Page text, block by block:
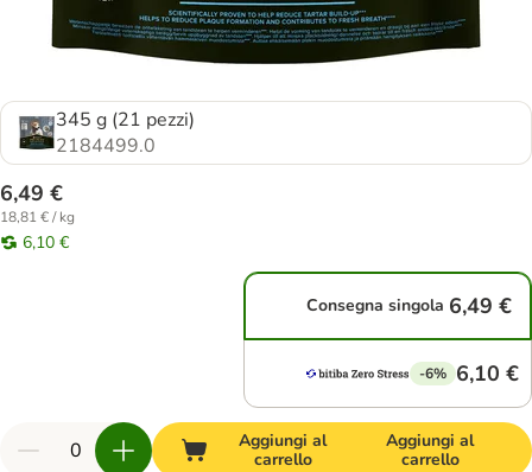
345 g (21 pezzi)
2184499.0
6,49 €
18,81 € / kg
6,10 €
Consegna singola 6,49 €
-6% 6,10 €
Aggiungi al
carrello
Aggiungi al
carrello